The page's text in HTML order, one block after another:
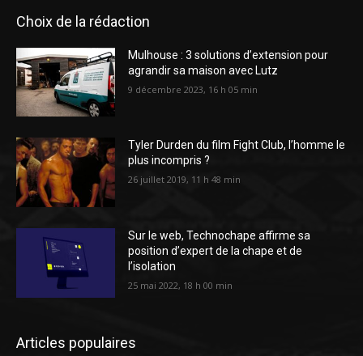
Choix de la rédaction
Mulhouse : 3 solutions d’extension pour
agrandir sa maison avec Lutz
9 décembre 2023, 16 h 05 min
Tyler Durden du film Fight Club, l’homme le
plus incompris ?
26 juillet 2019, 11 h 48 min
Sur le web, Technochape affirme sa
position d’expert de la chape et de
l’isolation
25 mai 2022, 18 h 00 min
Articles populaires